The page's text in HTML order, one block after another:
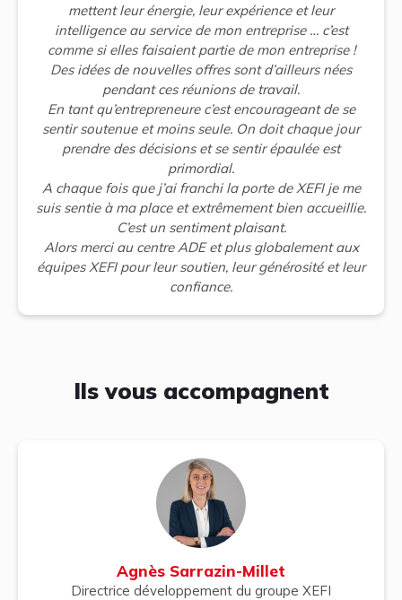
mettent leur énergie, leur expérience et leur
intelligence au service de mon entreprise … c’est
comme si elles faisaient partie de mon entreprise !
Des idées de nouvelles offres sont d’ailleurs nées
pendant ces réunions de travail.
En tant qu’entrepreneure c’est encourageant de se
sentir soutenue et moins seule. On doit chaque jour
prendre des décisions et se sentir épaulée est
primordial.
A chaque fois que j’ai franchi la porte de XEFI je me
suis sentie à ma place et extrêmement bien accueillie.
C’est un sentiment plaisant.
Alors merci au centre ADE et plus globalement aux
équipes XEFI pour leur soutien, leur générosité et leur
confiance.
Ils vous accompagnent
Agnès Sarrazin-Millet
Directrice développement du groupe XEFI